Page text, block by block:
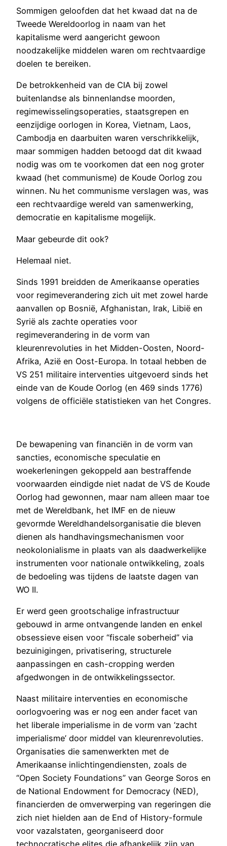
Sommigen geloofden dat het kwaad dat na de
Tweede Wereldoorlog in naam van het
kapitalisme werd aangericht gewoon
noodzakelijke middelen waren om rechtvaardige
doelen te bereiken.
De betrokkenheid van de CIA bij zowel
buitenlandse als binnenlandse moorden,
regimewisselingsoperaties, staatsgrepen en
eenzijdige oorlogen in Korea, Vietnam, Laos,
Cambodja en daarbuiten waren verschrikkelijk,
maar sommigen hadden betoogd dat dit kwaad
nodig was om te voorkomen dat een nog groter
kwaad (het communisme) de Koude Oorlog zou
winnen. Nu het communisme verslagen was, was
een rechtvaardige wereld van samenwerking,
democratie en kapitalisme mogelijk.
Maar gebeurde dit ook?
Helemaal niet.
Sinds 1991 breidden de Amerikaanse operaties
voor regimeverandering zich uit met zowel harde
aanvallen op Bosnië, Afghanistan, Irak, Libië en
Syrië als zachte operaties voor
regimeverandering in de vorm van
kleurenrevoluties in het Midden-Oosten, Noord-
Afrika, Azië en Oost-Europa. In totaal hebben de
VS 251 militaire interventies uitgevoerd sinds het
einde van de Koude Oorlog (en 469 sinds 1776)
volgens de officiële statistieken van het Congres.
De bewapening van financiën in de vorm van
sancties, economische speculatie en
woekerleningen gekoppeld aan bestraffende
voorwaarden eindigde niet nadat de VS de Koude
Oorlog had gewonnen, maar nam alleen maar toe
met de Wereldbank, het IMF en de nieuw
gevormde Wereldhandelsorganisatie die bleven
dienen als handhavingsmechanismen voor
neokolonialisme in plaats van als daadwerkelijke
instrumenten voor nationale ontwikkeling, zoals
de bedoeling was tijdens de laatste dagen van
WO II.
Er werd geen grootschalige infrastructuur
gebouwd in arme ontvangende landen en enkel
obsessieve eisen voor “fiscale soberheid” via
bezuinigingen, privatisering, structurele
aanpassingen en cash-cropping werden
afgedwongen in de ontwikkelingssector.
Naast militaire interventies en economische
oorlogvoering was er nog een ander facet van
het liberale imperialisme in de vorm van ‘zacht
imperialisme’ door middel van kleurenrevoluties.
Organisaties die samenwerkten met de
Amerikaanse inlichtingendiensten, zoals de
“Open Society Foundations” van George Soros en
de National Endowment for Democracy (NED),
financierden de omverwerping van regeringen die
zich niet hielden aan de End of History-formule
voor vazalstaten, georganiseerd door